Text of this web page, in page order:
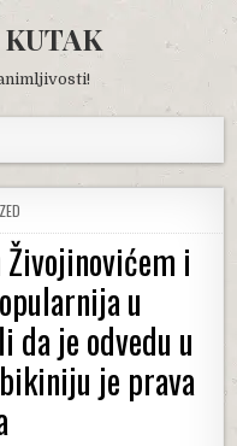
i
u
da je odvedu u
je prava